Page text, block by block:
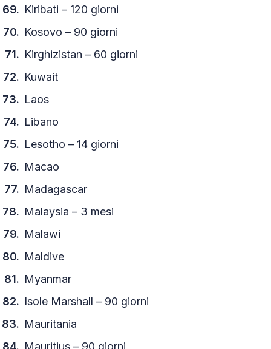
Kiribati – 120 giorni
Kosovo – 90 giorni
Kirghizistan – 60 giorni
Kuwait
Laos
Libano
Lesotho – 14 giorni
Macao
Madagascar
Malaysia – 3 mesi
Malawi
Maldive
Myanmar
Isole Marshall – 90 giorni
Mauritania
Mauritius – 90 giorni